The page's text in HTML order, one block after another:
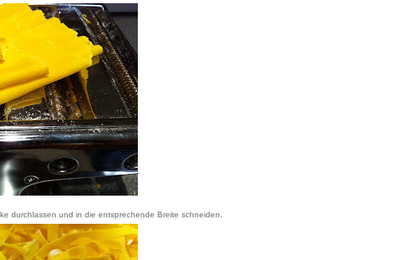
durchlassen und in die entsprechende Breite schneiden.